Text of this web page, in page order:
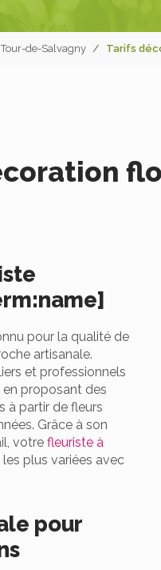
Tour-de-Salvagny Tarifs
pour la qualité de
artisanale.
et professionnels
en proposant des
à partir de fleurs
Grâce à son
votre fleuriste à
plus variées avec
pour